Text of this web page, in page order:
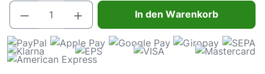
Produkt Anzahl: Gib den gewünschten
In den Warenkorb